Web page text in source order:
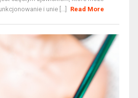
i unie [...]
Read More